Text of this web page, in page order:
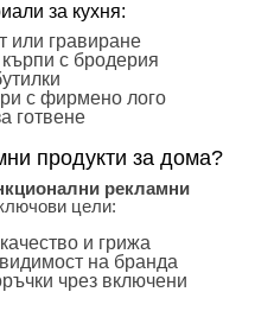
за кухня:
или гравиране
с бродерия
с фирмено лого
готвене
продукти за дома?
рекламни
цели:
и грижа
на бранда
чрез включени